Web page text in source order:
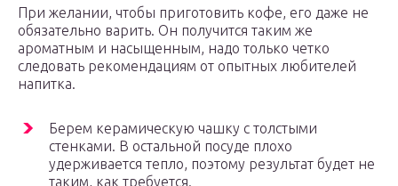
При желании, чтобы приготовить кофе, его даже не
обязательно варить. Он получится таким же
ароматным и насыщенным, надо только четко
следовать рекомендациям от опытных любителей
напитка.
Берем керамическую чашку с толстыми
стенками. В остальной посуде плохо
удерживается тепло, поэтому результат будет не
таким, как требуется.